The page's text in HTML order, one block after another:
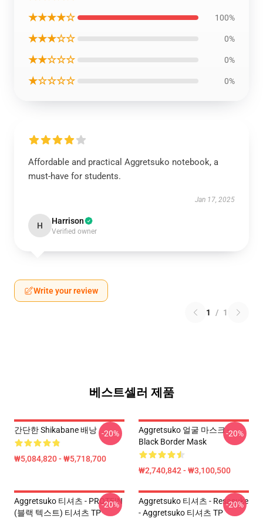
★★★★☆ 100%
★★★☆☆ 0%
★★☆☆☆ 0%
★☆☆☆☆ 0%
Affordable and practical Aggretsuko notebook, a
must-have for students.
Jan 17, 2025
H Harrison
Verified owner
Write your review
1 / 1
베스트셀러 제품
간단한 Shikabane 배낭
₩5,084,820 - ₩5,718,700
-20%
Aggretsuko 얼굴 마스크 -
Black Border Mask
₩2,740,842 - ₩3,100,500
-20%
Aggretsuko 티셔츠 - PROTEIN
(블랙 텍스트) 티셔츠 TP
-20%
Aggretsuko 티셔츠 - Resasuke
- Aggretsuko 티셔츠 TP
-20%